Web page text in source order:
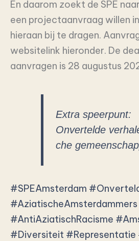
En daarom zoekt de SPE
een projectaanvraag willen
hieraan bij te dragen.
websitelink hieronder. De
aanvragen is 28 augustus
Extra speerpunt:
Onvertelde
che
#SPEAmsterdam
#AziatischeAmsterdammers
#AntiAziatischRacisme
#Diversiteit #Representatie